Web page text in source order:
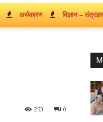
अर्थकारण विज्ञान –
0
253